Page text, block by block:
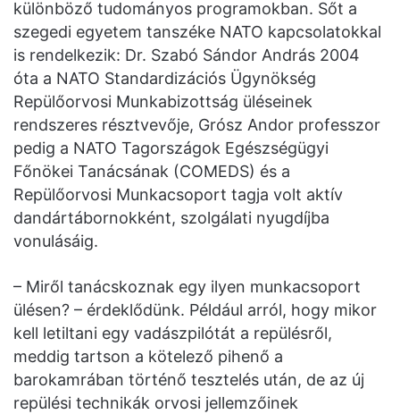
különböző tudományos programokban. Sőt a
szegedi egyetem tanszéke NATO kapcsolatokkal
is rendelkezik: Dr. Szabó Sándor András 2004
óta a NATO Standardizációs Ügynökség
Repülőorvosi Munkabizottság üléseinek
rendszeres résztvevője, Grósz Andor professzor
pedig a NATO Tagországok Egészségügyi
Főnökei Tanácsának (COMEDS) és a
Repülőorvosi Munkacsoport tagja volt aktív
dandártábornokként, szolgálati nyugdíjba
vonulásáig.
– Miről tanácskoznak egy ilyen munkacsoport
ülésen? – érdeklődünk. Például arról, hogy mikor
kell letiltani egy vadászpilótát a repülésről,
meddig tartson a kötelező pihenő a
barokamrában történő tesztelés után, de az új
repülési technikák orvosi jellemzőinek